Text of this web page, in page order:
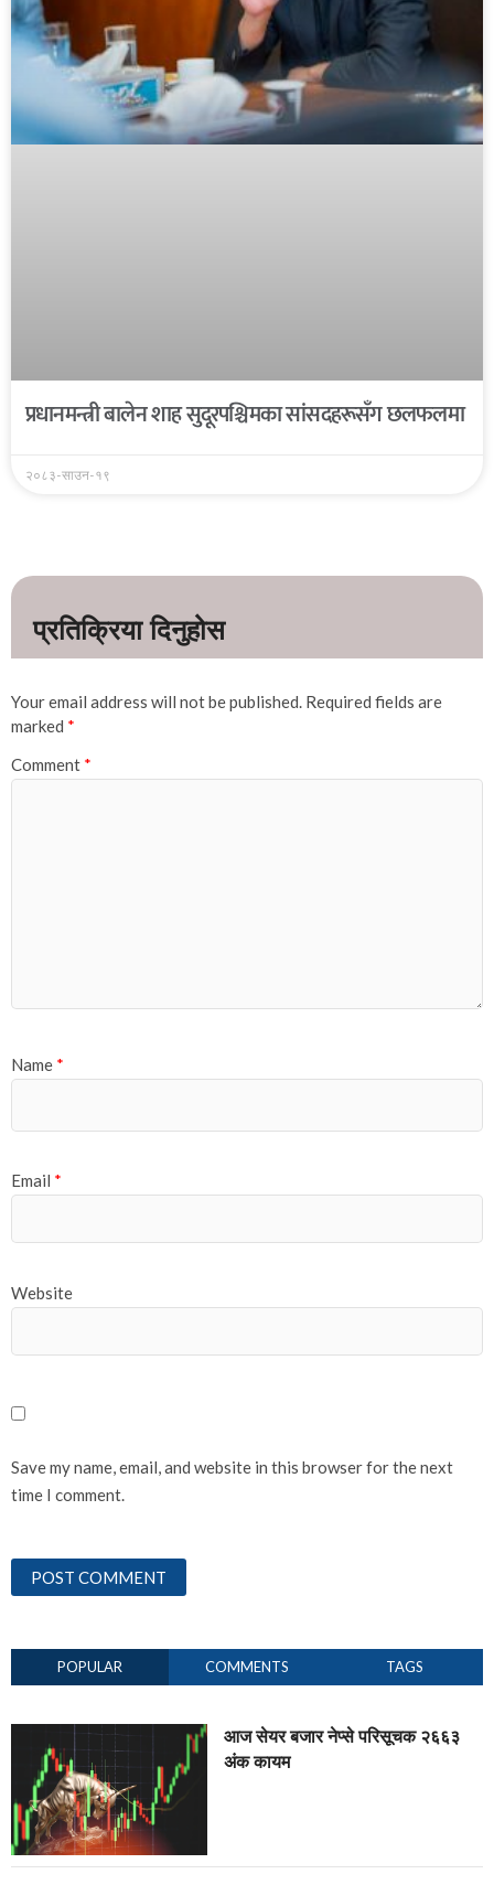
प्रधानमन्त्री बालेन शाह सुदूरपश्चिमका सांसदहरूसँग छलफलमा
२०८३-साउन-१९
Your email address will not be published. Required fields are
marked *
Comment *
Name *
Email *
Website
Save my name, email, and website in this browser for the next
time I comment.
POPULAR COMMENTS TAGS
आज सेयर बजार नेप्से परिसूचक २६६३
अंक कायम